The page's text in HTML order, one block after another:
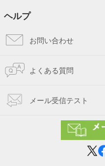
ヘルプ
お問い合わせ
よくある質問
メール受信テスト